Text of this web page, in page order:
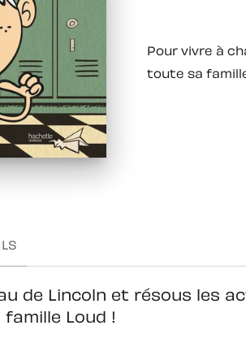
Pour vivre à
toute sa
de Lincoln et résous les
Loud !